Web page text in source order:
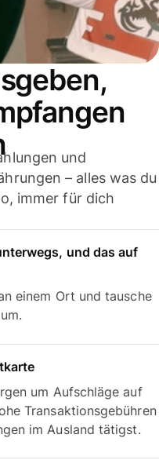
und
– alles was du
immer für dich
und das auf
einem Ort und tausche
um Aufschläge auf
Transaktionsgebühren
im Ausland tätigst.